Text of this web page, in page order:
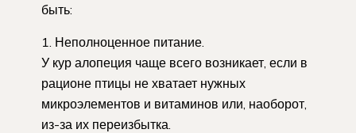
быть:
Неполноценное питание.
У кур алопеция чаще всего возникает, если в
рационе птицы не хватает нужных
микроэлементов и витаминов или, наоборот,
из-за их переизбытка.